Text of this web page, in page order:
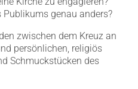
genau anders?
zwischen dem Kreuz an
persönlichen, religiös
Schmuckstücken des